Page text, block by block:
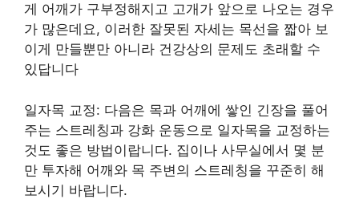
게 어깨가 구부정해지고 고개가 앞으로 나오는 경우
가 많은데요, 이러한 잘못된 자세는 목선을 짧아 보
이게 만들뿐만 아니라 건강상의 문제도 초래할 수
있답니다
일자목 교정: 다음은 목과 어깨에 쌓인 긴장을 풀어
주는 스트레칭과 강화 운동으로 일자목을 교정하는
것도 좋은 방법이랍니다. 집이나 사무실에서 몇 분
만 투자해 어깨와 목 주변의 스트레칭을 꾸준히 해
보시기 바랍니다.